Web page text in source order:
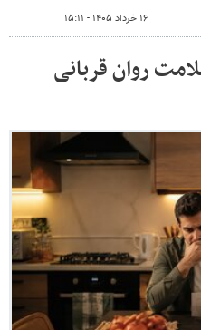
۱۶ خرداد ۱۴۰۵ - ۱۵:۱۱
روان قربانی